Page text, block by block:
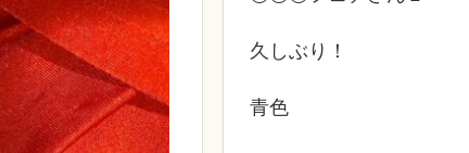
久しぶり！
青色